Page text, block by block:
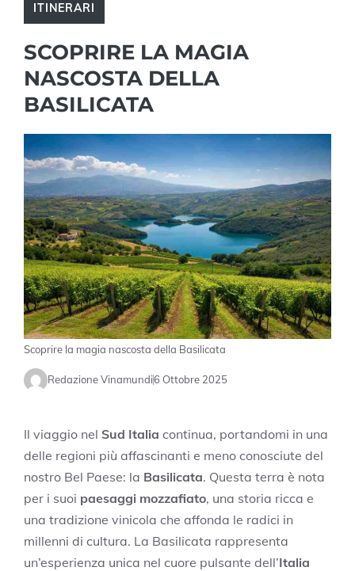
ITINERARI
SCOPRIRE LA MAGIA
NASCOSTA DELLA
BASILICATA
Scoprire la magia nascosta della Basilicata
Redazione Vinamundi6 Ottobre 2025
Il viaggio nel Sud Italia continua, portandomi in una
delle regioni più affascinanti e meno conosciute del
nostro Bel Paese: la Basilicata. Questa terra è nota
per i suoi paesaggi mozzafiato, una storia ricca e
una tradizione vinicola che affonda le radici in
millenni di cultura. La Basilicata rappresenta
un’esperienza unica nel cuore pulsante dell’Italia